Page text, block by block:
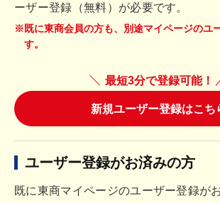
ーザー登録（無料）が必要です。
※既に東商会員の方も、別途マイページのユ
す。
最短3分で登録可能！
新規ユーザー登録はこち
ユーザー登録がお済みの方
既に東商マイページのユーザー登録が